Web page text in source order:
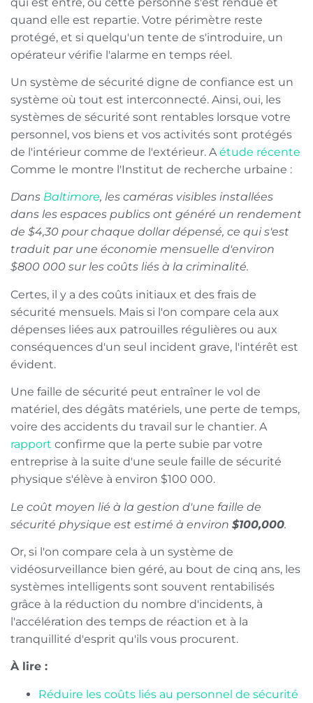
quand elle est repartie. Votre périmètre reste
protégé, et si quelqu'un tente de s'introduire, un
opérateur vérifie l'alarme en temps réel.
Un système de sécurité digne de confiance est un
système où tout est interconnecté. Ainsi, oui, les
systèmes de sécurité sont rentables lorsque votre
personnel, vos biens et vos activités sont protégés
de l'intérieur comme de l'extérieur. Aétude récente
Comme le montre l'Institut de recherche urbaine :
Dans Baltimore, les caméras visibles installées
dans les espaces publics ont généré un rendement
de $4,30 pour chaque dollar dépensé, ce qui s'est
traduit par une économie mensuelle d'environ
$800 000 sur les coûts liés à la criminalité.
Certes, il y a des coûts initiaux et des frais de
sécurité mensuels. Mais si l'on compare cela aux
dépenses liées aux patrouilles régulières ou aux
conséquences d'un seul incident grave, l'intérêt est
évident.
Une faille de sécurité peut entraîner le vol de
matériel, des dégâts matériels, une perte de temps,
voire des accidents du travail sur le chantier. A
rapport confirme que la perte subie par votre
entreprise à la suite d'une seule faille de sécurité
physique s'élève à environ $100 000.
Le coût moyen lié à la gestion d'une faille de
sécurité physique est estimé à environ $100,000.
Or, si l'on compare cela à un système de
vidéosurveillance bien géré, au bout de cinq ans, les
systèmes intelligents sont souvent rentabilisés
grâce à la réduction du nombre d'incidents, à
l'accélération des temps de réaction et à la
tranquillité d'esprit qu'ils vous procurent.
À lire :
Réduire les coûts liés au personnel de sécurité